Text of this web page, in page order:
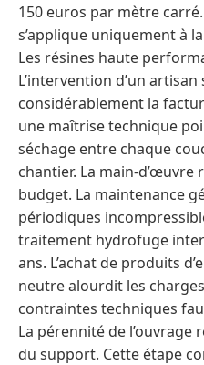
150 euros par mètre
s’applique uniquement à
Les résines haute
L’intervention d’un
considérablement la
une maîtrise technique
séchage entre chaque
chantier. La main-d’œuvre
budget. La maintenance
périodiques
traitement hydrofuge
ans. L’achat de produits
neutre alourdit les
contraintes techniques
La pérennité de
du support. Cette étape